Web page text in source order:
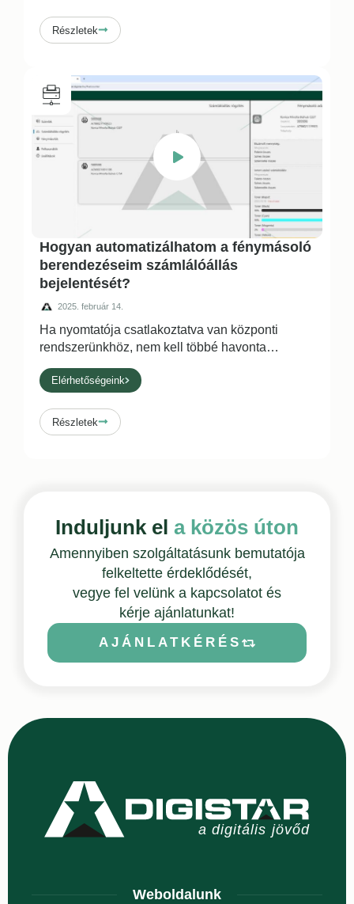
Részletek
Hogyan automatizálhatom a fénymásoló
berendezéseim számlálóállás
bejelentését?
2025. február 14.
Ha nyomtatója csatlakoztatva van központi
rendszerünkhöz, nem kell többé havonta…
Elérhetőségeink
Részletek
Induljunk el a közös úton
Amennyiben szolgáltatásunk bemutatója
felkeltette érdeklődését,
vegye fel velünk a kapcsolatot és
kérje ajánlatunkat!
AJÁNLATKÉRÉS
Weboldalunk